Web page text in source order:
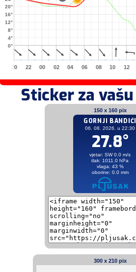
0°
4°
8°
12°
16°
20°
20 22 00 02 04 06 08 10 12
Sticker za
150 x 160 pix
300 x 210 pix